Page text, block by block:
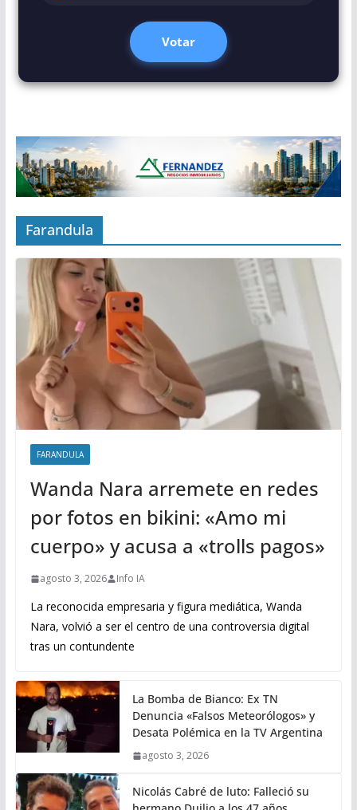
Votar
Farandula
FARANDULA
Wanda Nara arremete en redes
por fotos en bikini: «Amo mi
cuerpo» y acusa a «trolls pagos»
agosto 3, 2026 Info IA
La reconocida empresaria y figura mediática, Wanda
Nara, volvió a ser el centro de una controversia digital
tras un contundente
La Bomba de Bianco: Ex TN
Denuncia «Falsos Meteorólogos» y
Desata Polémica en la TV Argentina
agosto 3, 2026
Nicolás Cabré de luto: Falleció su